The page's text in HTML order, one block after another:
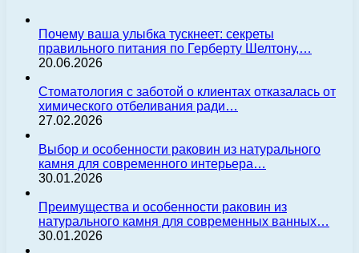
Почему ваша улыбка тускнеет: секреты
правильного питания по Герберту Шелтону,…
20.06.2026
Стоматология с заботой о клиентах отказалась от
химического отбеливания ради…
27.02.2026
Выбор и особенности раковин из натурального
камня для современного интерьера…
30.01.2026
Преимущества и особенности раковин из
натурального камня для современных ванных…
30.01.2026